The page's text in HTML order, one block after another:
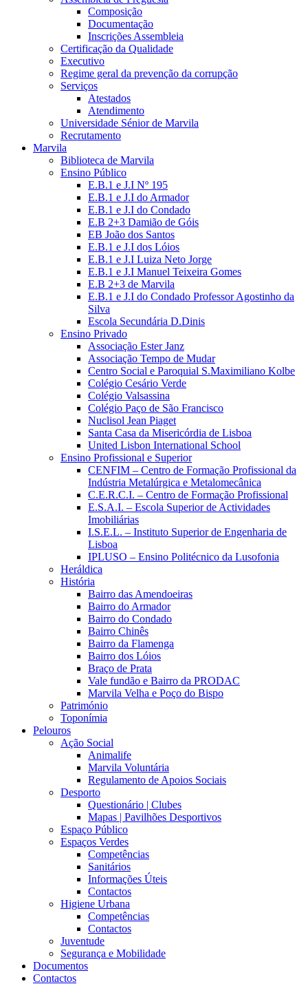
Composição
Documentação
Inscrições Assembleia
Certificação da Qualidade
Executivo
Regime geral da prevenção da corrupção
Serviços
Atestados
Atendimento
Universidade Sénior de Marvila
Recrutamento
Marvila
Biblioteca de Marvila
Ensino Público
E.B.1 e J.I Nº 195
E.B.1 e J.I do Armador
E.B.1 e J.I do Condado
E.B 2+3 Damião de Góis
EB João dos Santos
E.B.1 e J.I dos Lóios
E.B.1 e J.I Luiza Neto Jorge
E.B.1 e J.I Manuel Teixeira Gomes
E.B 2+3 de Marvila
E.B.1 e J.I do Condado Professor Agostinho da
Silva
Escola Secundária D.Dinis
Ensino Privado
Associação Ester Janz
Associação Tempo de Mudar
Centro Social e Paroquial S.Maximiliano Kolbe
Colégio Cesário Verde
Colégio Valsassina
Colégio Paço de São Francisco
Nuclisol Jean Piaget
Santa Casa da Misericórdia de Lisboa
United Lisbon International School
Ensino Profissional e Superior
CENFIM – Centro de Formação Profissional da
Indústria Metalúrgica e Metalomecânica
C.E.R.C.I. – Centro de Formação Profissional
E.S.A.I. – Escola Superior de Actividades
Imobiliárias
I.S.E.L. – Instituto Superior de Engenharia de
Lisboa
IPLUSO – Ensino Politécnico da Lusofonia
Heráldica
História
Bairro das Amendoeiras
Bairro do Armador
Bairro do Condado
Bairro Chinês
Bairro da Flamenga
Bairro dos Lóios
Braço de Prata
Vale fundão e Bairro da PRODAC
Marvila Velha e Poço do Bispo
Património
Toponímia
Pelouros
Ação Social
Animalife
Marvila Voluntária
Regulamento de Apoios Sociais
Desporto
Questionário | Clubes
Mapas | Pavilhões Desportivos
Espaço Público
Espaços Verdes
Competências
Sanitários
Informações Úteis
Contactos
Higiene Urbana
Competências
Contactos
Juventude
Segurança e Mobilidade
Documentos
Contactos